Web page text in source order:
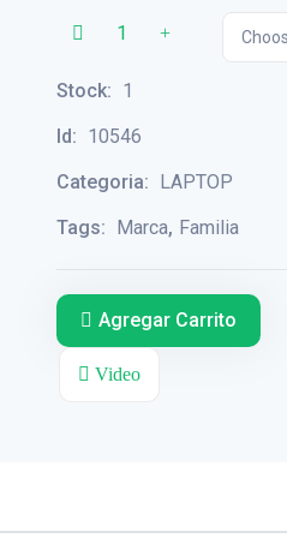
Stock: 1
Id: 10546
Categoria: LAPTOP
Tags: Marca, Familia
Agregar Carrito
Video